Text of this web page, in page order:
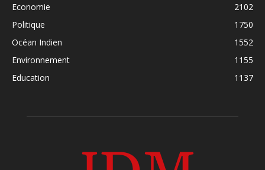
Economie
2102
Politique
1750
Océan Indien
1552
Environnement
1155
Education
1137